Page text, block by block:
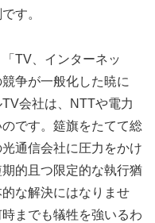
す。
TV、インターネッ
争が一般化した暁に
会社は、NTTや電力
です。筵旗をたてて総
通信会社に圧力をかけ
的且つ限定的な執行猶
な解決にはなりませ
までも犠牲を強いるわ